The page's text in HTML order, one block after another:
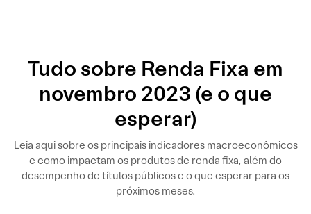
Tudo sobre Renda Fixa em
novembro 2023 (e o que
esperar)
Leia aqui sobre os principais indicadores macroeconômicos
e como impactam os produtos de renda fixa, além do
desempenho de títulos públicos e o que esperar para os
próximos meses.